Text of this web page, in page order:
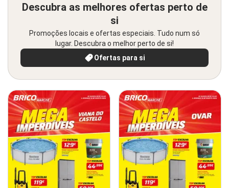
Descubra as melhores ofertas perto de
si
Promoções locais e ofertas especiais. Tudo num só
lugar. Descubra o melhor perto de si!
Ofertas para si